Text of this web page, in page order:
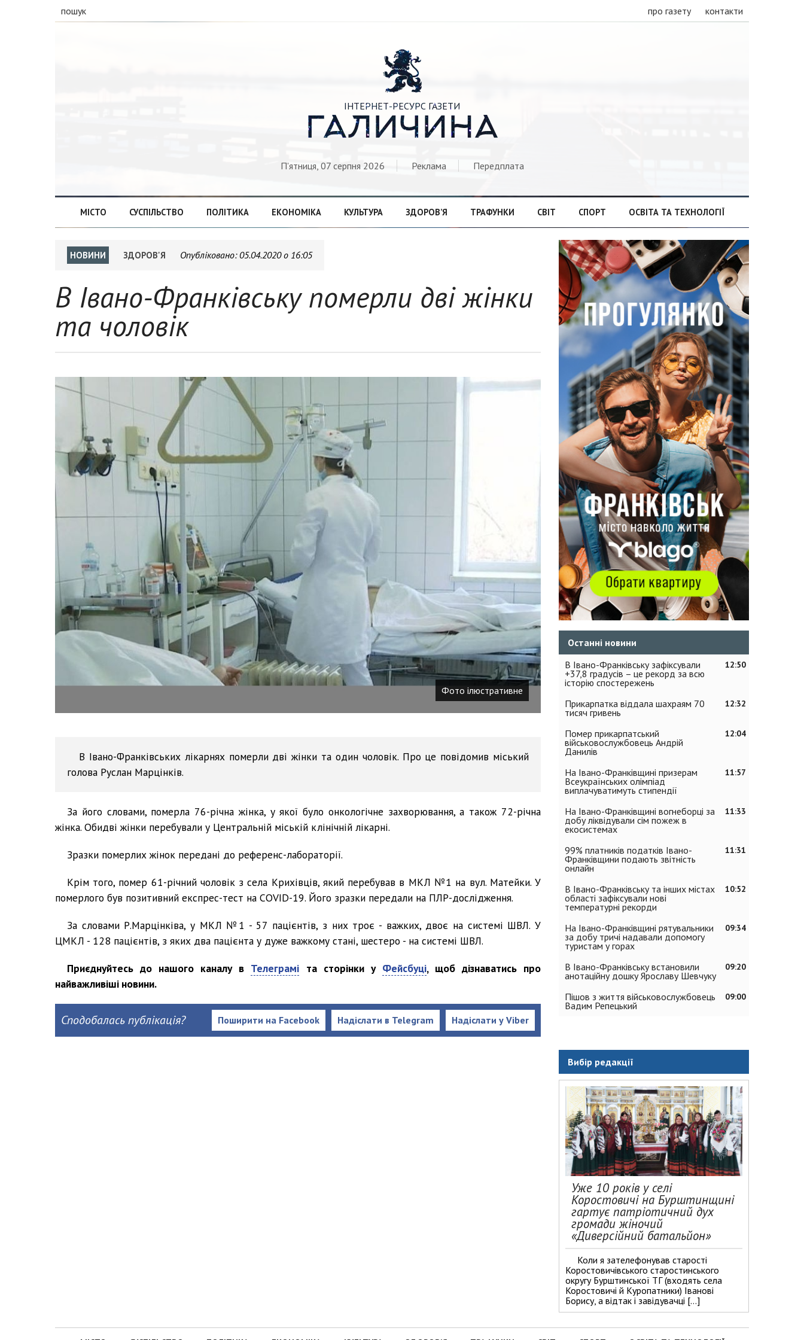
пошук про газету контакти

ІНТЕРНЕТ-РЕСУРС ГАЗЕТИ
ГАЛИЧИНА
П'ятниця, 07 серпня 2026 Реклама Передплата
МІСТО СУСПІЛЬСТВО ПОЛІТИКА ЕКОНОМІКА КУЛЬТУРА ЗДОРОВ’Я ТРАФУНКИ СВІТ СПОРТ ОСВІТА ТА ТЕХНОЛОГІЇ
НОВИНИ ЗДОРОВ'Я Опубліковано: 05.04.2020 о 16:05
В Івано-Франківську померли дві жінки
та чоловік
Фото ілюстративне
В Івано-Франківських лікарнях померли дві жінки та один чоловік. Про це повідомив міський
голова Руслан Марцінків.
За його словами, померла 76-річна жінка, у якої було онкологічне захворювання, а також 72-річна
жінка. Обидві жінки перебували у Центральній міській клінічній лікарні.
Зразки померлих жінок передані до референс-лабораторії.
Крім того, помер 61-річний чоловік з села Крихівців, який перебував в МКЛ №1 на вул. Матейки. У
померлого був позитивний експрес-тест на COVID-19. Його зразки передали на ПЛР-дослідження.
За словами Р.Марцінківа, у МКЛ №1 - 57 пацієнтів, з них троє - важких, двоє на системі ШВЛ. У
ЦМКЛ - 128 пацієнтів, з яких два пацієнта у дуже важкому стані, шестеро - на системі ШВЛ.
Приєднуйтесь до нашого каналу в Телеграмі та сторінки у Фейсбуці, щоб дізнаватись про
найважливіші новини.
Сподобалась публікація? Надіслати у Viber
Надіслати в Telegram
Поширити на Facebook
Останні новини
12:50
В Івано-Франківську зафіксували
+37,8 градусів – це рекорд за всю
історію спостережень
12:32
Прикарпатка віддала шахраям 70
тисяч гривень
12:04
Помер прикарпатський
військовослужбовець Андрій
Данилів
11:57
На Івано-Франківщині призерам
Всеукраїнських олімпіад
виплачуватимуть стипендії
11:33
На Івано-Франківщині вогнеборці за
добу ліквідували сім пожеж в
екосистемах
11:31
99% платників податків Івано-
Франківщини подають звітність
онлайн
10:52
В Івано-Франківську та інших містах
області зафіксували нові
температурні рекорди
09:34
На Івано-Франківщині рятувальники
за добу тричі надавали допомогу
туристам у горах
09:20
В Івано-Франківську встановили
анотаційну дошку Ярославу Шевчуку
09:00
Пішов з життя військовослужбовець
Вадим Репецький
Вибір редакції
Уже 10 років у селі
Коростовичі на Бурштинщині
гартує патріотичний дух
громади жіночий
«Диверсійний батальйон»
Коли я зателефонував старості
Коростовичівського старостинського
округу Бурштинської ТГ (входять села
Коростовичі й Куропатники) Іванові
Борису, а відтак і завідувачці […]